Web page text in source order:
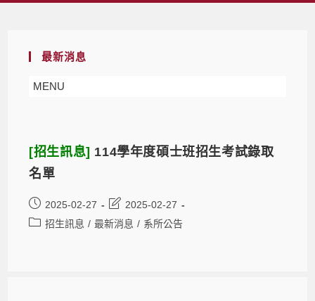
最新消息
MENU
[招生訊息] 114學年度碩士班招生考試錄取
名單
2025-02-27
2025-02-27
招生訊息 / 最新消息 / 系所公告